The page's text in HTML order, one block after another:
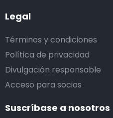
Legal
Términos y condiciones
Política de privacidad
Divulgación responsable
Acceso para socios
Suscríbase a nosotros